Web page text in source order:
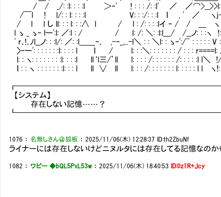
/ / _/: :l: : : :l ＞‐' ! : : : /: :l' ／ ／⌒>__>>l: : : /:
/￣l ! l/: : l: : : :l V: : :/: : :l ｌ , ' ／ ヽj-､:/
/ l l し ll: : : l: : :∧ l / l : /: : : :lイ ‐ / / ＿ ヽヽ＼‐-
l ゝ _ ゝ‐ lー':l: ／:l : / / l: /: ＼: :l:l___/ /__ノ: : :ヽ !: l: :
' r､!､ﾉl__ノ: : :l/: ／: :l＿＿‐､ ,-‐_,,..-l＼ : : ＼l: : ゝ‐':/¨ : : : : : V
〉ｰー': : : : : : :l: : : : l ｌ / l: : :＼: : : : : : : / : : : r====l: /: :
l: : ヽ: : : : : : : :l: : : :l ll‘l三/’ll l: : : : /: : : : : : /: : : : :l l＼ !/: :
ｌ : : ヽ : : : : : : :l: : : l ll ∨ ll l: : : /: : : : : : : l: : : : : l l ヽ!: : :
【システム】
存在しない記憶……？
1076 ： 名無しさん＠狐板 ：2025/11/06(木) 12:28:37 ID:th2ZbuNf
ライナーには存在しないけどニヌルタには存在してる記憶なのか
1082 ： ワビー ◆bQL5PxL53w ：2025/11/06(木) 18:40:53 ID:0z1R+Jcy